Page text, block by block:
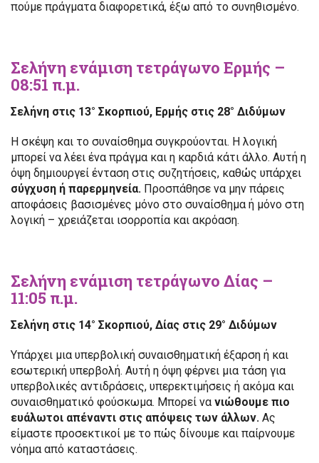
πούμε πράγματα διαφορετικά, έξω από το συνηθισμένο.
Σελήνη ενάμιση τετράγωνο Ερμής –
08:51 π.μ.
Σελήνη στις 13° Σκορπιού, Ερμής στις 28° Διδύμων
Η σκέψη και το συναίσθημα συγκρούονται. Η λογική
μπορεί να λέει ένα πράγμα και η καρδιά κάτι άλλο. Αυτή η
όψη δημιουργεί ένταση στις συζητήσεις, καθώς υπάρχει
σύγχυση ή παρερμηνεία. Προσπάθησε να μην πάρεις
αποφάσεις βασισμένες μόνο στο συναίσθημα ή μόνο στη
λογική – χρειάζεται ισορροπία και ακρόαση.
Σελήνη ενάμιση τετράγωνο Δίας –
11:05 π.μ.
Σελήνη στις 14° Σκορπιού, Δίας στις 29° Διδύμων
Υπάρχει μια υπερβολική συναισθηματική έξαρση ή και
εσωτερική υπερβολή. Αυτή η όψη φέρνει μια τάση για
υπερβολικές αντιδράσεις, υπερεκτιμήσεις ή ακόμα και
συναισθηματικό φούσκωμα. Μπορεί να νιώθουμε πιο
ευάλωτοι απέναντι στις απόψεις των άλλων. Ας
είμαστε προσεκτικοί με το πώς δίνουμε και παίρνουμε
νόημα από καταστάσεις.